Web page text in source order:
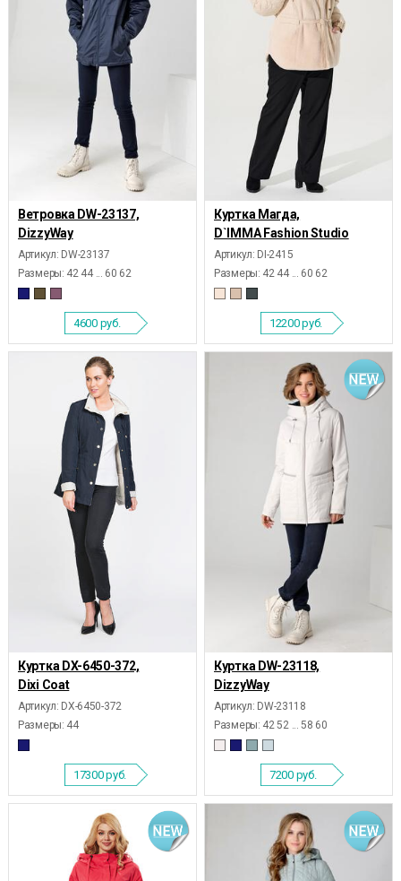
Ветровка DW-23137,
DizzyWay
Артикул: DW-23137
Размеры: 42 44 ... 60 62
4600 руб.
Куртка Магда,
D`IMMA Fashion Studio
Артикул: DI-2415
Размеры: 42 44 ... 60 62
12200руб.
Куртка DX-6450-372,
Dixi Coat
Артикул: DX-6450-372
Размеры: 44
17300руб.
Куртка DW-23118,
DizzyWay
Артикул: DW-23118
Размеры: 42 52 ... 58 60
7200 руб.